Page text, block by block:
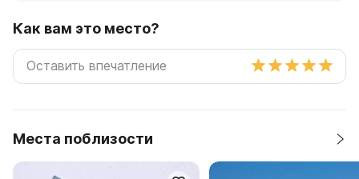
Как вам это место?
Места поблизости